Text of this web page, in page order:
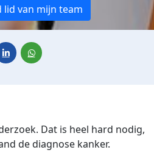
lid van mijn team
Dat is heel hard nodig,
de diagnose kanker.